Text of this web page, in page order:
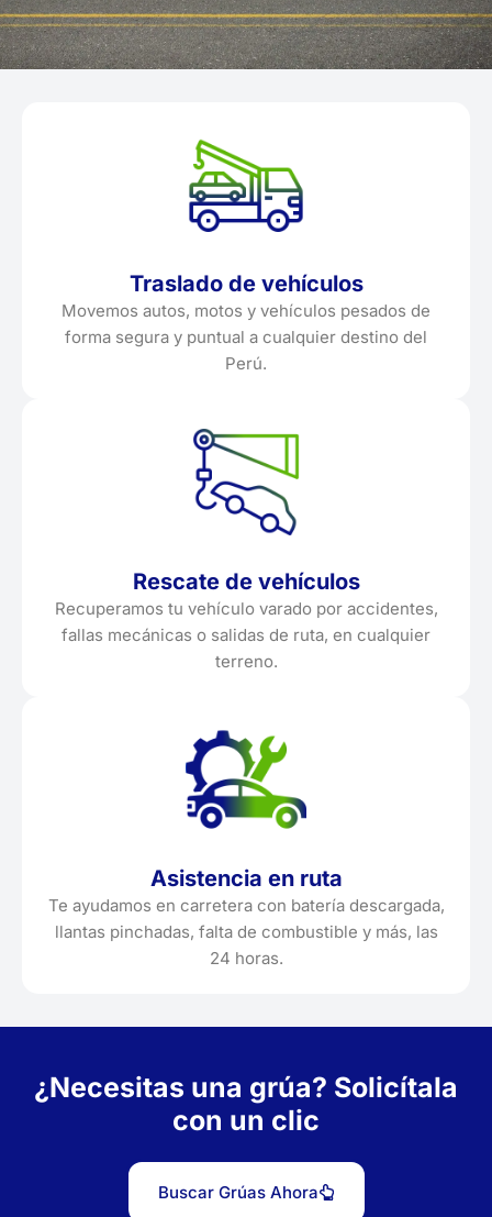
Traslado de vehículos
Movemos autos, motos y vehículos pesados de
forma segura y puntual a cualquier destino del
Perú.
Rescate de vehículos
Recuperamos tu vehículo varado por accidentes,
fallas mecánicas o salidas de ruta, en cualquier
terreno.
Asistencia en ruta
Te ayudamos en carretera con batería descargada,
llantas pinchadas, falta de combustible y más, las
24 horas.
¿Necesitas una grúa? Solicítala
con un clic
Buscar Grúas Ahora